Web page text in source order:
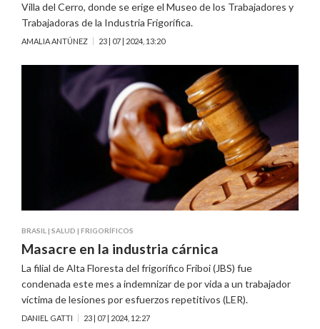
Villa del Cerro, donde se erige el Museo de los Trabajadores y
Trabajadoras de la Industria Frigorífica.
AMALIA ANTÚNEZ 23 | 07 | 2024, 13:20
BRASIL | SALUD | FRIGORÍFICOS
Masacre en la industria cárnica
La filial de Alta Floresta del frigorífico Friboi (JBS) fue
condenada este mes a indemnizar de por vida a un trabajador
víctima de lesiones por esfuerzos repetitivos (LER).
DANIEL GATTI 23 | 07 | 2024, 12:27